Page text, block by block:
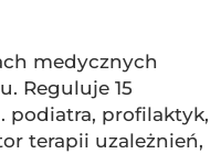
medycznych
Reguluje 15
podiatra, profilaktyk,
terapii uzależnień,